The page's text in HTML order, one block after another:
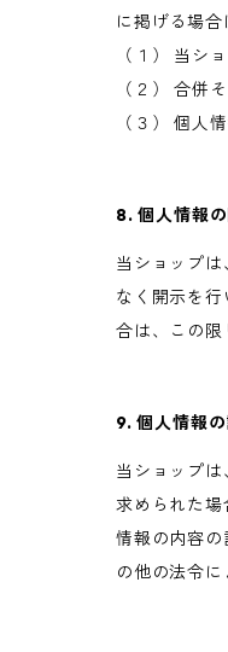
に掲げる場
（１） 当シ
（２） 合併
（３） 個人
8. 個人情報
当ショップ
なく開示を
合は、この限
9. 個人情報
当ショップ
求められた
情報の内容
の他の法令